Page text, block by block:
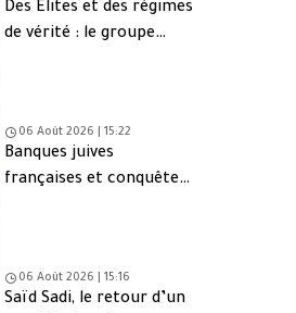
Des Élites et des régimes
de vérité : le groupe
06 Août 2026 | 15:22
Banques juives
françaises et conquête
06 Août 2026 | 15:16
Saïd Sadi, le retour d’un